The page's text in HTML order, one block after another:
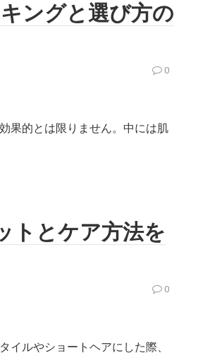
ングと選び方の
0
果的とは限りません。中には肌
トとケア方法を
0
イルやショートヘアにした際、